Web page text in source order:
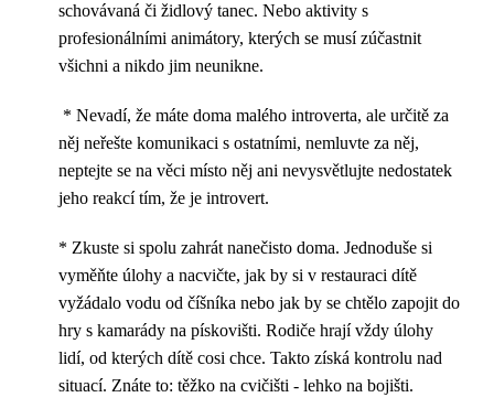
schovávaná či židlový tanec. Nebo aktivity s
profesionálními animátory, kterých se musí zúčastnit
všichni a nikdo jim neunikne.
* Nevadí, že máte doma malého introverta, ale určitě za
něj neřešte komunikaci s ostatními, nemluvte za něj,
neptejte se na věci místo něj ani nevysvětlujte nedostatek
jeho reakcí tím, že je introvert.
* Zkuste si spolu zahrát nanečisto doma. Jednoduše si
vyměňte úlohy a nacvičte, jak by si v restauraci dítě
vyžádalo vodu od číšníka nebo jak by se chtělo zapojit do
hry s kamarády na pískovišti. Rodiče hrají vždy úlohy
lidí, od kterých dítě cosi chce. Takto získá kontrolu nad
situací. Znáte to: těžko na cvičišti - lehko na bojišti.